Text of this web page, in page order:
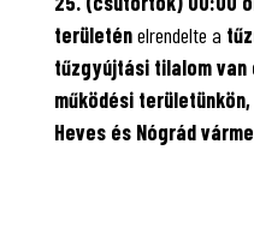
területénelrendelte a
tűzgyújtási tilalom van
működési
Heves és Nógrád